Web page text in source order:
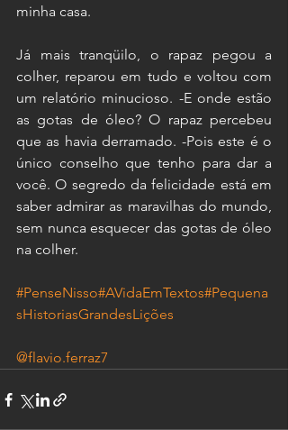
minha casa.
Já mais tranqüilo, o rapaz pegou a
colher, reparou em tudo e voltou com
um relatório minucioso. -E onde estão
as gotas de óleo? O rapaz percebeu
que as havia derramado. -Pois este é o
único conselho que tenho para dar a
você. O segredo da felicidade está em
saber admirar as maravilhas do mundo,
sem nunca esquecer das gotas de óleo
na colher.
#PenseNisso#AVidaEmTextos#Pequena
sHistoriasGrandesLições
@flavio.ferraz7